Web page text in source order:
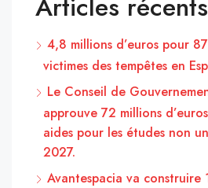
4,8 millions d’euros pour
victimes des tempêtes en
Le Conseil de
approuve 72 millions
aides pour les études non
2027.
Avantespacia va construire